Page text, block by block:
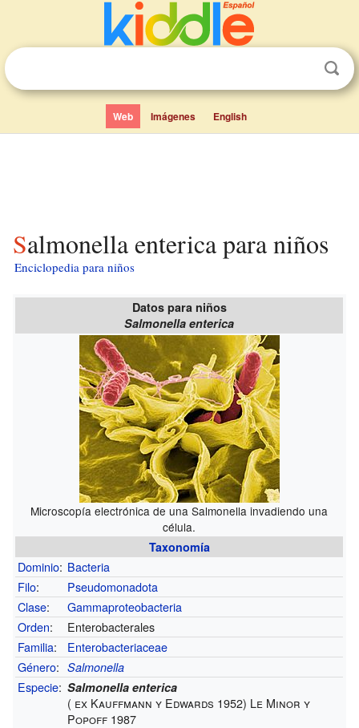
Web Imágenes English
Salmonella enterica para niños
Enciclopedia para niños
Datos para niños
Salmonella enterica
Microscopía electrónica de una Salmonella invadiendo una
célula.
Taxonomía
Dominio: Bacteria
Filo:
Pseudomonadota
Clase:
Gammaproteobacteria
Orden:
Enterobacterales
Familia:
Enterobacteriaceae
Género: Salmonella
Especie: Salmonella enterica
( ex Kauffmann y Edwards 1952) Le Minor y
Popoff 1987